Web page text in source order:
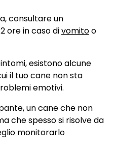
consultare un
ore in caso divomitoo
esistono alcune
il tuo cane non sta
emotivi.
un cane che non
che spesso si risolve da
monitorarlo